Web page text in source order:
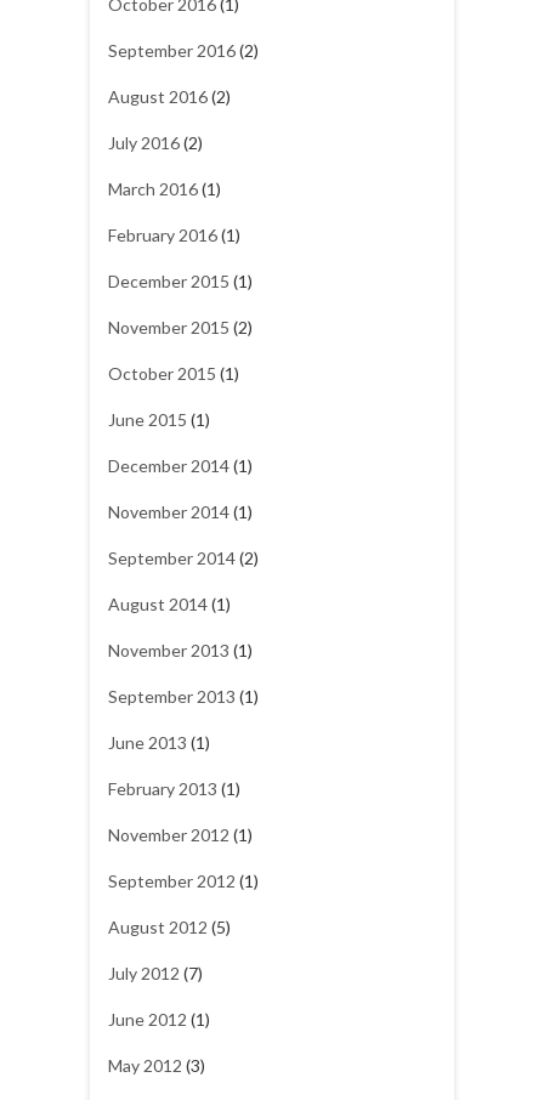
October 2016(1)
September 2016(2)
August 2016(2)
July 2016(2)
March 2016(1)
February 2016(1)
December 2015 (1)
November 2015 (2)
October 2015 (1)
June 2015 (1)
December 2014(1)
November 2014(1)
September 2014(2)
August 2014(1)
November 2013 (1)
September 2013 (1)
June 2013 (1)
February 2013 (1)
November 2012 (1)
September 2012 (1)
August 2012 (5)
July 2012 (7)
June 2012 (1)
May 2012 (3)